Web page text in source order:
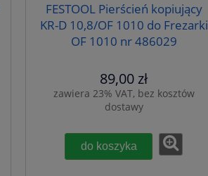
FESTOOL Pierścień kopiujący
KR-D 10,8/OF 1010 do Frezarki
OF 1010 nr 486029
89,00 zł
zawiera 23% VAT, bez kosztów
dostawy
do koszyka